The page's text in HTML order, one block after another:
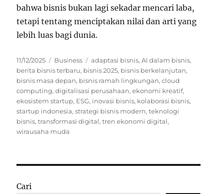
bahwa bisnis bukan lagi sekadar mencari laba,
tetapi tentang menciptakan nilai dan arti yang
lebih luas bagi dunia.
Posted
on
11/12/2025 Categories
Business Tags
adaptasi bisnis,AI dalam bisnis,
berita bisnis terbaru, bisnis 2025, bisnis berkelanjutan,
bisnis masa depan, bisnis ramah lingkungan,cloud
computing,digitalisasi perusahaan,ekonomi kreatif,
ekosistem startup, ESG, inovasi bisnis, kolaborasi bisnis,
startup indonesia,strategi bisnis modern,teknologi
bisnis,transformasi digital,tren ekonomi digital,
wirausaha muda
Cari